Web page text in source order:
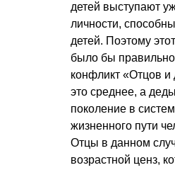
детей выступают
личности,
детей. Поэтому
было бы правильно
конфликт «Отцов
это среднее, а
поколение в
жизненного пути
Отцы в данном
возрастной ценз,